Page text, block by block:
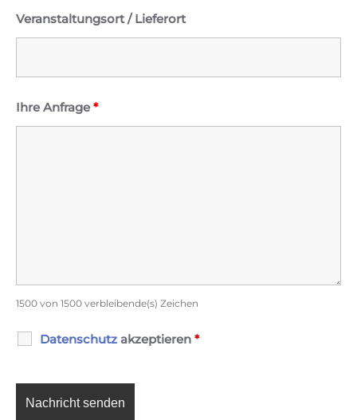
Veranstaltungsort / Lieferort
Ihre Anfrage *
1500 von 1500 verbleibende(s) Zeichen
Datenschutz akzeptieren *